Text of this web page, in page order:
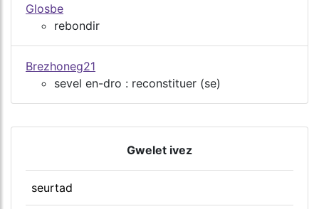
Glosbe
rebondir
Brezhoneg21
sevel en-dro : reconstituer (se)
Gwelet ivez
seurtad